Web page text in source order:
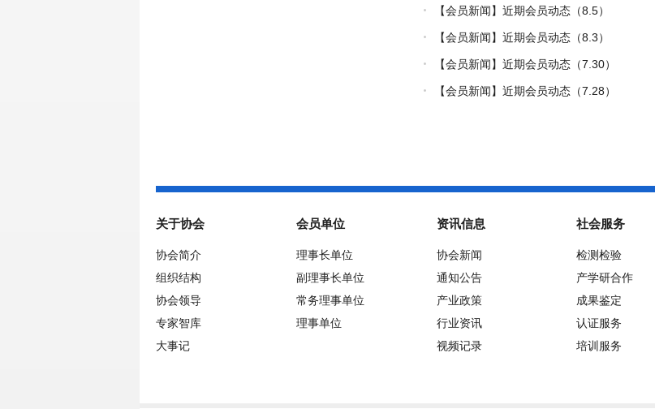
【会员新闻】近期会员动态（8.5）
【会员新闻】近期会员动态（8.3）
【会员新闻】近期会员动态（7.30）
【会员新闻】近期会员动态（7.28）
关于协会
协会简介
组织结构
协会领导
专家智库
大事记
会员单位
理事长单位
副理事长单位
常务理事单位
理事单位
资讯信息
协会新闻
通知公告
产业政策
行业资讯
视频记录
社会服务
检测检验
产学研合作
成果鉴定
认证服务
培训服务